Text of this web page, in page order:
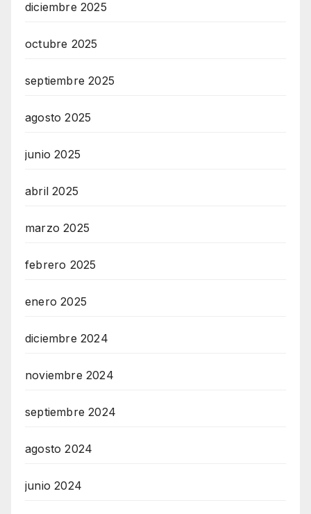
diciembre 2025
octubre 2025
septiembre 2025
agosto 2025
junio 2025
abril 2025
marzo 2025
febrero 2025
enero 2025
diciembre 2024
noviembre 2024
septiembre 2024
agosto 2024
junio 2024